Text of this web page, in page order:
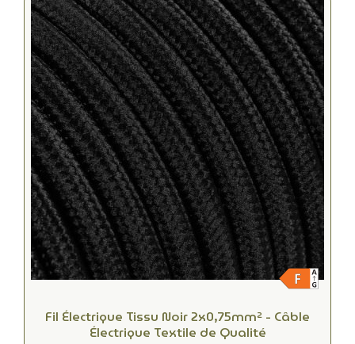
Fil Électrique Tissu Noir 2x0,75mm² - Câble
Électrique Textile de Qualité